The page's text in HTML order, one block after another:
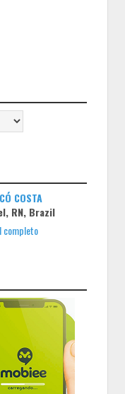
COSTA
RN, Brazil
completo